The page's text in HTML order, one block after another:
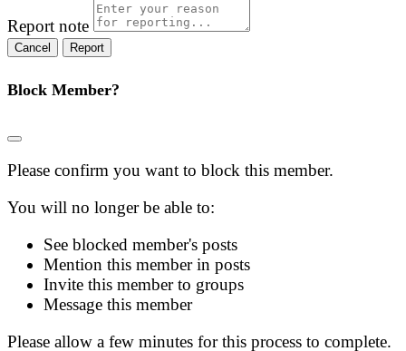
Report note
Report
Block Member?
Please confirm you want to block this member.
You will no longer be able to:
See blocked member's posts
Mention this member in posts
Invite this member to groups
Message this member
Please allow a few minutes for this process to complete.